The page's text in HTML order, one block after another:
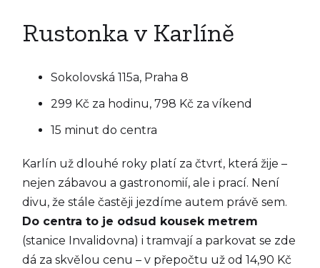
Rustonka v Karlíně
Sokolovská 115a, Praha 8
299 Kč za hodinu, 798 Kč za víkend
15 minut do centra
Karlín už dlouhé roky platí za čtvrť, která žije –
nejen zábavou a gastronomií, ale i prací. Není
divu, že stále častěji jezdíme autem právě sem.
Do centra to je odsud kousek metrem
(stanice Invalidovna) i tramvají a parkovat se zde
dá za skvělou cenu – v přepočtu už od 14,90 Kč